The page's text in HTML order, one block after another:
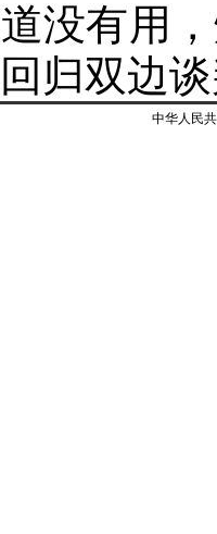
没有用
归双边
中华人民